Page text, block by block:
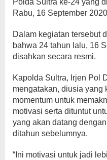
Polda Sultra ke-24 yang
Rabu, 16 September
Dalam kegiatan tersebut
bahwa 24 tahun lalu, 16
disahkan secara resmi.
Kapolda Sultra, Irjen Pol
mengatakan, diusia yang
momentum untuk
motivasi serta dituntut
yang akan datang
ditahun sebelumnya.
“Ini motivasi untuk jadi